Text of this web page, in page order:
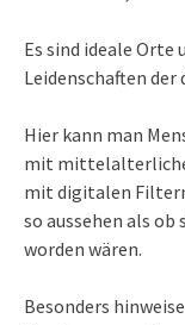
Es sind ideale
Leidenschaften
Hier kann man
mit
mit digitalen
so aussehen als ob
worden wären.
Besonders